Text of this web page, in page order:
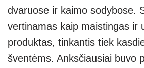
dvaruose ir kaimo sodybose.
vertinamas kaip maistingas ir
produktas, tinkantis tiek
šventėms. Anksčiausiai buvo